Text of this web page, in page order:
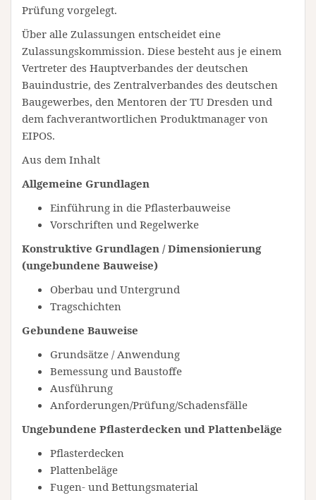
Prüfung vorgelegt.
Über alle Zulassungen entscheidet eine
Zulassungskommission. Diese besteht aus je einem
Vertreter des Hauptverbandes der deutschen
Bauindustrie, des Zentralverbandes des deutschen
Baugewerbes, den Mentoren der TU Dresden und
dem fachverantwortlichen Produktmanager von
EIPOS.
Aus dem Inhalt
Allgemeine Grundlagen
Einführung in die Pflasterbauweise
Vorschriften und Regelwerke
Konstruktive Grundlagen / Dimensionierung
(ungebundene Bauweise)
Oberbau und Untergrund
Tragschichten
Gebundene Bauweise
Grundsätze / Anwendung
Bemessung und Baustoffe
Ausführung
Anforderungen/Prüfung/Schadensfälle
Ungebundene Pflasterdecken und Plattenbeläge
Pflasterdecken
Plattenbeläge
Fugen- und Bettungsmaterial